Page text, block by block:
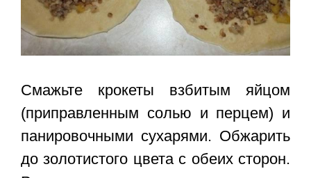
Смажьте крокеты взбитым яйцом
(приправленным солью и перцем) и
панировочными сухарями. Обжарить
до золотистого цвета с обеих сторон.